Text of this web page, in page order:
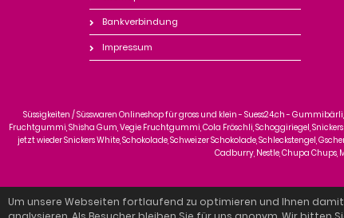
Bankverbindung
Impressum
Süssigkeiten / Süsswaren Onlineshop für gross und klein - Suess24.ch -
Fruchtgummi, Shisha Gum, Vegie Fruchtgummi, Cola Fröschli, Schoggiriegel,
jetzt wieder Snickers White, Schokolade, Schweizer Schokolade, Schleckstengel,
Cadburry, Nestle, Chupa Chups,
Um unsere Webseiten fortlaufend zu optimieren und Ihnen